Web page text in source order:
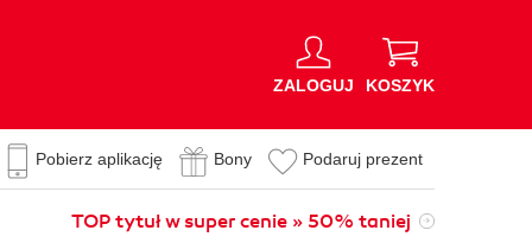
ZALOGUJ KOSZYK
Pobierz aplikację Bony Podaruj prezent
TOP tytuł w super cenie » 50% taniej